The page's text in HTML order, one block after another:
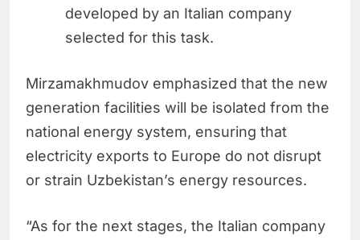
developed by an Italian company
selected for this task.
Mirzamakhmudov emphasized that the new
generation facilities will be isolated from the
national energy system, ensuring that
electricity exports to Europe do not disrupt
or strain Uzbekistan’s energy resources.
“As for the next stages, the Italian company